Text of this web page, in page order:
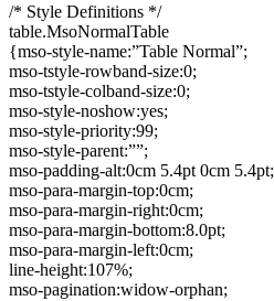
/* Style Definitions */
table.MsoNormalTable
{mso-style-name:”Table Normal”;
mso-tstyle-rowband-size:0;
mso-tstyle-colband-size:0;
mso-style-noshow:yes;
mso-style-priority:99;
mso-style-parent:””;
mso-padding-alt:0cm 5.4pt 0cm 5.4pt;
mso-para-margin-top:0cm;
mso-para-margin-right:0cm;
mso-para-margin-bottom:8.0pt;
mso-para-margin-left:0cm;
line-height:107%;
mso-pagination:widow-orphan;